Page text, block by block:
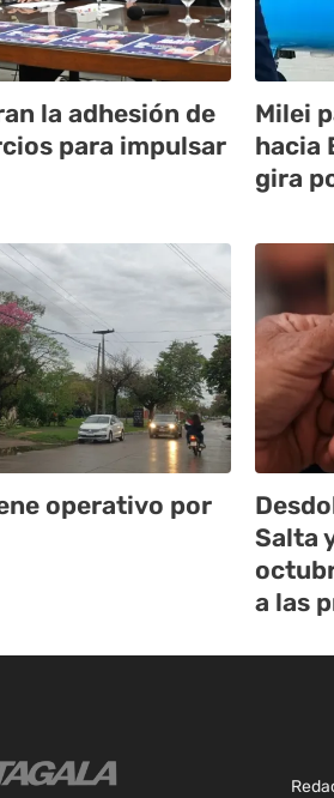
la adhesión de
para impulsar
Milei
hacia
gira
operativo por
Salta
a las